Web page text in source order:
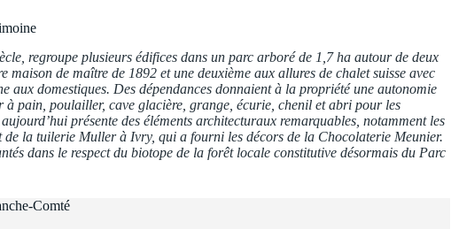
regroupe plusieurs édifices dans un parc arboré de 1,7 ha autour de deux
maison de maître de 1892 et une deuxième aux allures de chalet suisse avec
aux domestiques. Des dépendances donnaient à la propriété une autonomie
à pain, poulailler, cave glacière, grange, écurie, chenil et abri pour les
présente des éléments architecturaux remarquables, notamment les
de la tuilerie Muller à Ivry, qui a fourni les décors de la Chocolaterie Meunier.
dans le respect du biotope de la forêt locale constitutive désormais du Parc
Comté